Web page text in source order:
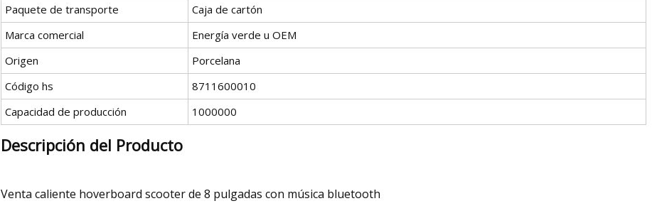
Paquete de transporte
Caja de cartón
Marca comercial
Energía verde u OEM
Origen
Porcelana
Código hs
8711600010
Capacidad de producción
1000000
Descripción del Producto
Venta caliente hoverboard scooter de 8 pulgadas con música bluetooth